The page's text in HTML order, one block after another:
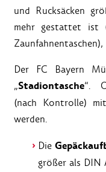
und Rucksäcken
mehr gestattet ist
Der FC Bayern
„Stadiontasche“.
(nach Kontrolle)
werden.
Die
größer als DIN